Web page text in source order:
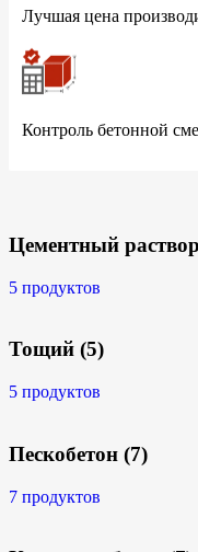
Лучшая цена
Контроль бетонной
Цементный раствор
5 продуктов
Тощий (5)
5 продуктов
Пескобетон (7)
7 продуктов